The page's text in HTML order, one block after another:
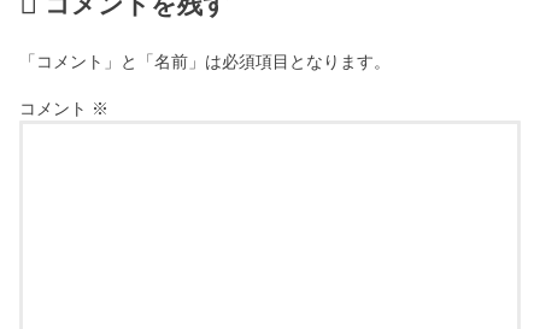
「コメント」と「名前」は必須項目となります。
コメント ※